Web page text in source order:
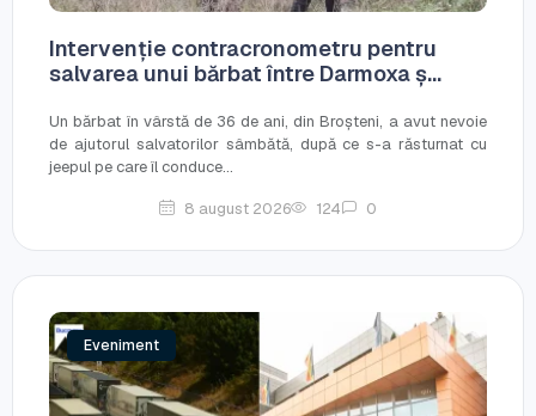
Intervenție contracronometru pentru
salvarea unui bărbat între Darmoxa ș...
Un bărbat în vârstă de 36 de ani, din Broșteni, a avut nevoie
de ajutorul salvatorilor sâmbătă, după ce s-a răsturnat cu
jeepul pe care îl conduce...
8 august 2026 124 0
Eveniment